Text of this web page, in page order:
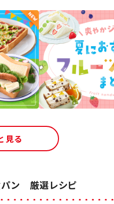
見る
パン 厳選レシピ